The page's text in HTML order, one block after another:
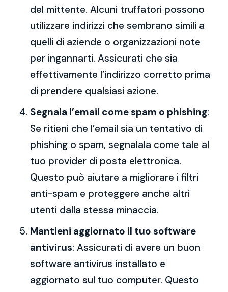
del mittente. Alcuni truffatori possono
utilizzare indirizzi che sembrano simili a
quelli di aziende o organizzazioni note
per ingannarti. Assicurati che sia
effettivamente l’indirizzo corretto prima
di prendere qualsiasi azione.
Segnala l’email come spam o phishing:
Se ritieni che l’email sia un tentativo di
phishing o spam, segnalala come tale al
tuo provider di posta elettronica.
Questo può aiutare a migliorare i filtri
anti-spam e proteggere anche altri
utenti dalla stessa minaccia.
Mantieni aggiornato il tuo software
antivirus: Assicurati di avere un buon
software antivirus installato e
aggiornato sul tuo computer. Questo